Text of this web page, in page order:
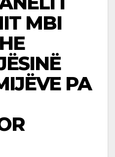
MBI
PA